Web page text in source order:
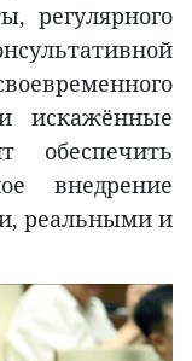
регулярного
искажённые
обеспечить
внедрение
реальными и